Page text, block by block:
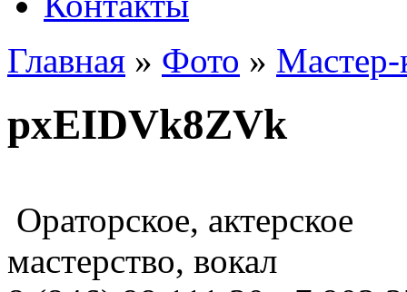
Главная » Фото » Мастер-
pxEIDVk8ZVk
Ораторское, актерское
мастерство, вокал